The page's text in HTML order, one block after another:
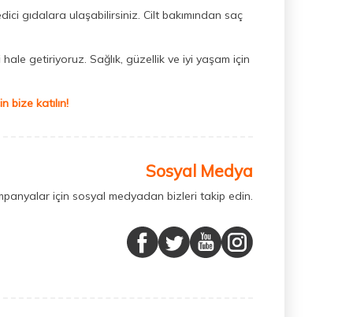
gıdalara ulaşabilirsiniz. Cilt bakımından saç
getiriyoruz. Sağlık, güzellik ve iyi yaşam için
bize katılın!
Sosyal Medya
için sosyal medyadan bizleri takip edin.